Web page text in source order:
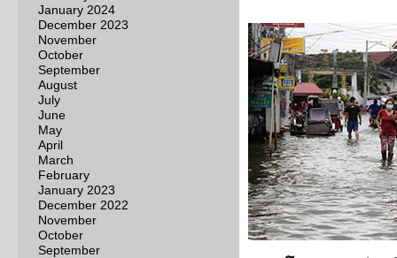
January 2024
December 2023
November
October
September
August
July
June
May
April
March
February
January 2023
December 2022
November
October
September